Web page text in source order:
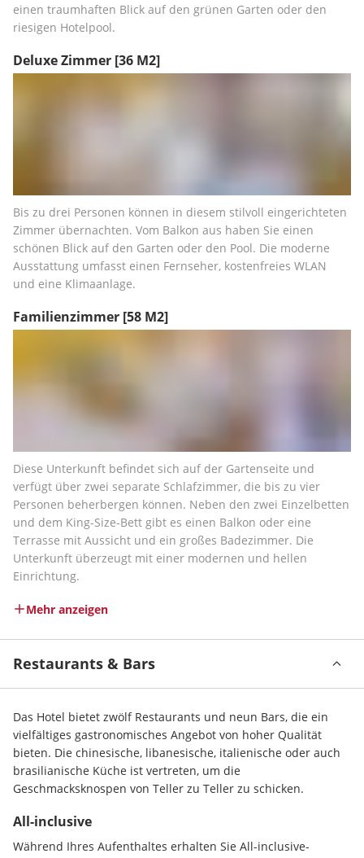
einen traumhaften Blick auf den grünen Garten oder den
riesigen Hotelpool.
Deluxe Zimmer [36 M2]
Bis zu drei Personen können in diesem stilvoll eingerichteten
Zimmer übernachten. Vom Balkon aus haben Sie einen
schönen Blick auf den Garten oder den Pool. Die moderne
Ausstattung umfasst einen Fernseher, kostenfreies WLAN
und eine Klimaanlage.
Familienzimmer [58 M2]
Diese Unterkunft befindet sich auf der Gartenseite und
verfügt über zwei separate Schlafzimmer, die bis zu vier
Personen beherbergen können. Neben den zwei Einzelbetten
und dem King-Size-Bett gibt es einen Balkon oder eine
Terrasse mit Aussicht und ein großes Badezimmer. Die
Unterkunft überzeugt mit einer modernen und hellen
Einrichtung.
Mehr anzeigen
Restaurants & Bars
Das Hotel bietet zwölf Restaurants und neun Bars, die ein
vielfältiges gastronomisches Angebot von hoher Qualität
bieten. Die chinesische, libanesische, italienische oder auch
brasilianische Küche ist vertreten, um die
Geschmacksknospen von Teller zu Teller zu schicken.
All-inclusive
Während Ihres Aufenthaltes erhalten Sie All-inclusive-